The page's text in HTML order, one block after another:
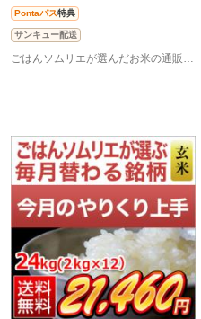
Pontaパス特典
サンキュー配送
ごはんソムリエが選んだお米の通販 お米のくりや